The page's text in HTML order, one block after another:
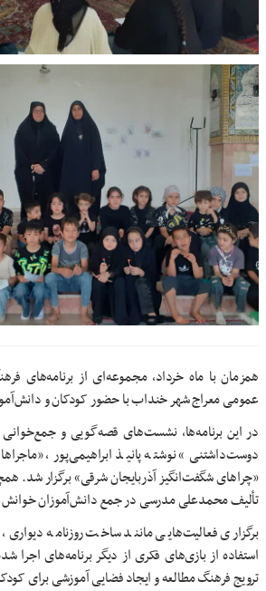
همزمان با ماه خرداد، مجموعه‌ای از برنامه‌های
عمومی معراج شهر خنداب با حضور کودکان و
در این برنامه‌ها، نشست‌های قصه‌گویی و
دوست‌داشتنی» نوشته پانیذ ابراهیمی‌پور،
«چراهای شگفت‌انگیز آذربایجان شرقی» برگزار شد.
تألیف محمدعلی مدرسی در جمع دانش‌آموزان
برگزاری فعالیت‌هایی مانند ساخت روزنامه
استفاده از بازی‌های فکری از دیگر برنامه‌های اجرا
ترویج فرهنگ مطالعه و ایجاد فضایی آموزشی برای